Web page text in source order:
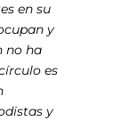
en su
y
no ha
es
y